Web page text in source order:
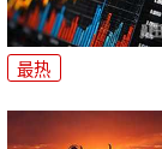
最热